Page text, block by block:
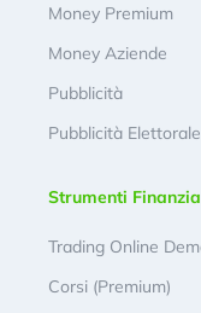
Money Premium
Money Aziende
Pubblicità
Pubblicità Elettorale
Strumenti
Trading Online
Corsi (Premium)